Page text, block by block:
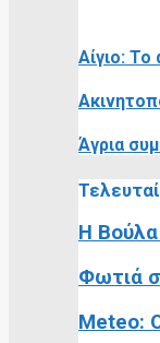
Αίγιο:
Άγρια
Η
Φωτιά
Meteo: